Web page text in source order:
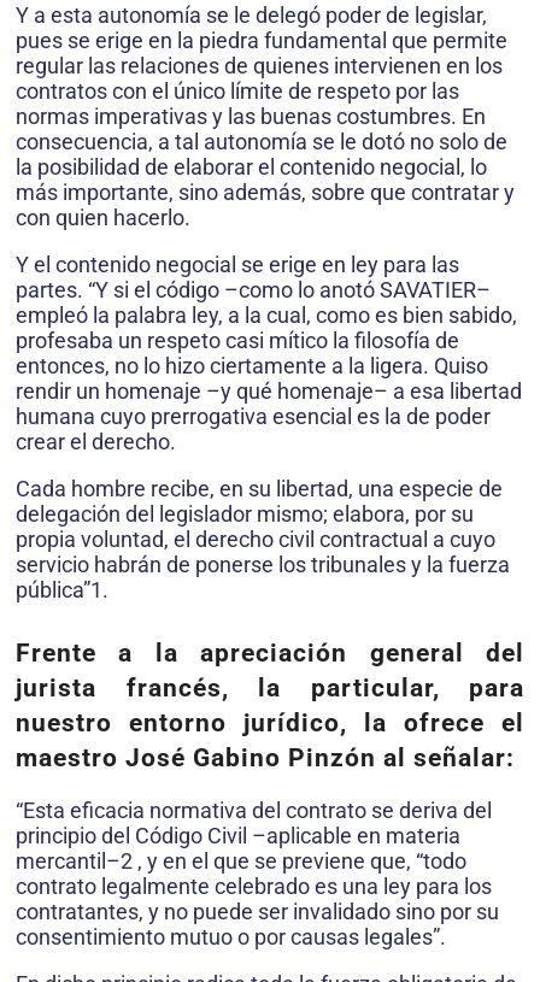
Y a esta autonomía se le delegó poder de legislar,
pues se erige en la piedra fundamental que permite
regular las relaciones de quienes intervienen en los
contratos con el único límite de respeto por las
normas imperativas y las buenas costumbres. En
consecuencia, a tal autonomía se le dotó no solo de
la posibilidad de elaborar el contenido negocial, lo
más importante, sino además, sobre que contratar y
con quien hacerlo.
Y el contenido negocial se erige en ley para las
partes. “Y si el código –como lo anotó SAVATIER–
empleó la palabra ley, a la cual, como es bien sabido,
profesaba un respeto casi mítico la filosofía de
entonces, no lo hizo ciertamente a la ligera. Quiso
rendir un homenaje –y qué homenaje– a esa libertad
humana cuyo prerrogativa esencial es la de poder
crear el derecho.
Cada hombre recibe, en su libertad, una especie de
delegación del legislador mismo; elabora, por su
propia voluntad, el derecho civil contractual a cuyo
servicio habrán de ponerse los tribunales y la fuerza
pública”1.
Frente a la apreciación general del
jurista francés, la particular, para
nuestro entorno jurídico, la ofrece el
maestro José Gabino Pinzón al señalar:
“Esta eficacia normativa del contrato se deriva del
principio del Código Civil –aplicable en materia
mercantil–2 , y en el que se previene que, “todo
contrato legalmente celebrado es una ley para los
contratantes, y no puede ser invalidado sino por su
consentimiento mutuo o por causas legales”.